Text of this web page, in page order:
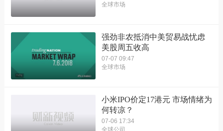
全球市场
强劲非农抵消中美贸易战忧虑
美股周五收高
07-07 09:47
全球市场
小米IPO价定17港元 市场情绪为
何转凉？
07-06 17:34